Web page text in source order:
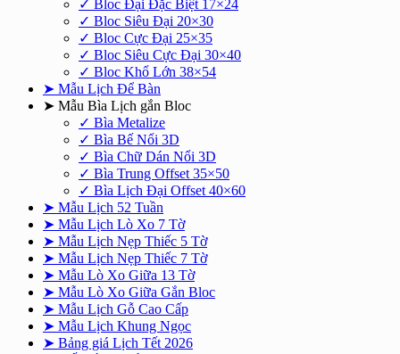
✓ Bloc Đại Đặc Biệt 17×24
✓ Bloc Siêu Đại 20×30
✓ Bloc Cực Đại 25×35
✓ Bloc Siêu Cực Đại 30×40
✓ Bloc Khổ Lớn 38×54
➤ Mẫu Lịch Để Bàn
➤ Mẫu Bìa Lịch gắn Bloc
✓ Bìa Metalize
✓ Bìa Bế Nổi 3D
✓ Bìa Chữ Dán Nổi 3D
✓ Bìa Trung Offset 35×50
✓ Bìa Lịch Đại Offset 40×60
➤ Mẫu Lịch 52 Tuần
➤ Mẫu Lịch Lò Xo 7 Tờ
➤ Mẫu Lịch Nẹp Thiếc 5 Tờ
➤ Mẫu Lịch Nẹp Thiếc 7 Tờ
➤ Mẫu Lò Xo Giữa 13 Tờ
➤ Mẫu Lò Xo Giữa Gắn Bloc
➤ Mẫu Lịch Gỗ Cao Cấp
➤ Mẫu Lịch Khung Ngọc
➤ Bảng giá Lịch Tết 2026